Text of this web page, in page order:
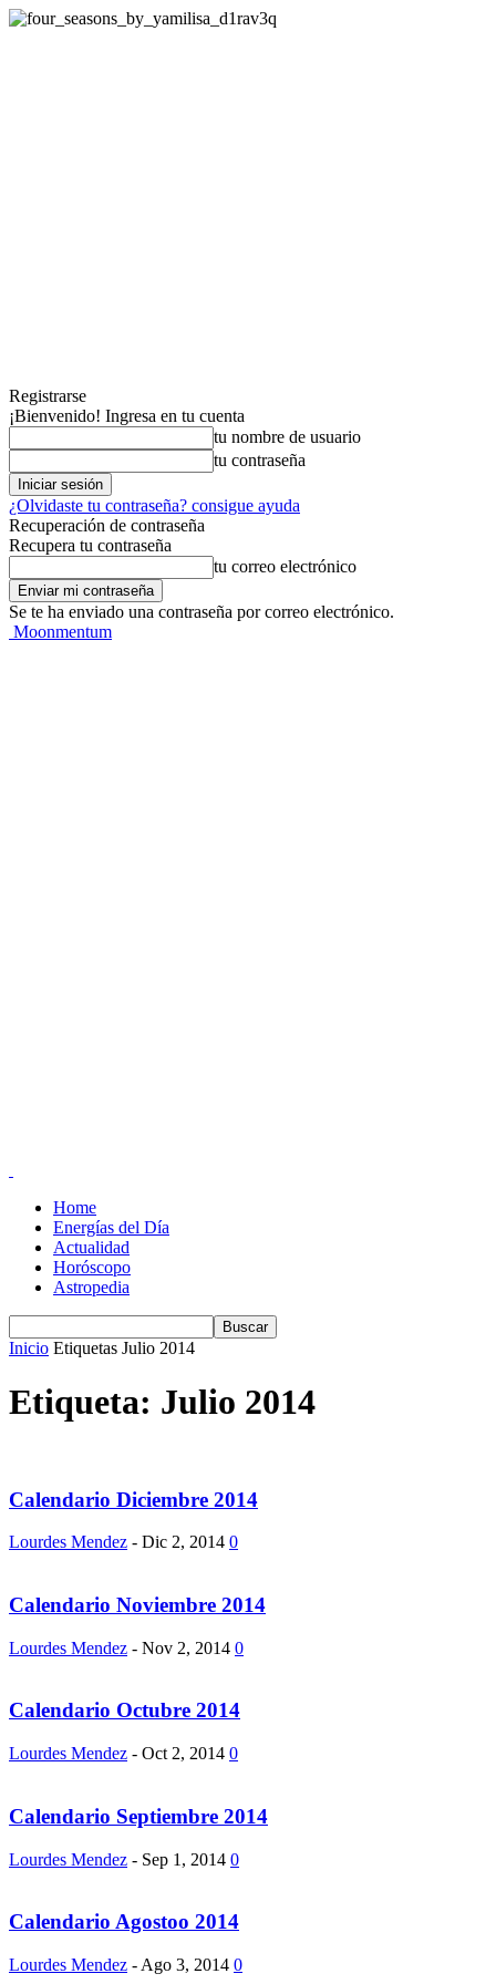
Registrarse
¡Bienvenido! Ingresa en tu cuenta
tu nombre de usuario
tu contraseña
¿Olvidaste tu contraseña? consigue ayuda
Recuperación de contraseña
Recupera tu contraseña
tu correo electrónico
Se te ha enviado una contraseña por correo electrónico.
Moonmentum
Home
Energías del Día
Actualidad
Horóscopo
Astropedia
Inicio Etiquetas Julio 2014
Etiqueta: Julio 2014
Calendario Diciembre 2014
Lourdes Mendez - Dic 2, 2014 0
Calendario Noviembre 2014
Lourdes Mendez - Nov 2, 2014 0
Calendario Octubre 2014
Lourdes Mendez - Oct 2, 2014 0
Calendario Septiembre 2014
Lourdes Mendez - Sep 1, 2014 0
Calendario Agostoo 2014
Lourdes Mendez - Ago 3, 2014 0